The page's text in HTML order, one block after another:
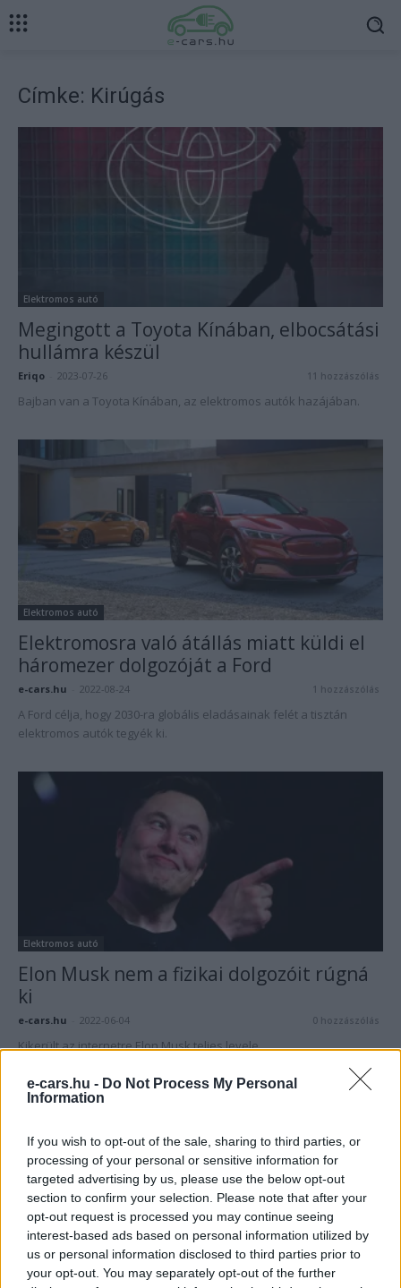
e-cars.hu - Do Not Process My Personal
Information
If you wish to opt-out of the sale, sharing to third parties, or
processing of your personal or sensitive information for
targeted advertising by us, please use the below opt-out
section to confirm your selection. Please note that after your
opt-out request is processed you may continue seeing
interest-based ads based on personal information utilized by
us or personal information disclosed to third parties prior to
your opt-out. You may separately opt-out of the further
Címke: Kirúgás
Elektromos autó
Megingott a Toyota Kínában, elbocsátási
hullámra készül
Eriqo 2023-07-26 11 hozzászólás
Bajban van a Toyota Kínában, az elektromos autók hazájában.
Elektromos autó
Elektromosra való átállás miatt küldi el
háromezer dolgozóját a Ford
e-cars.hu 2022-08-24 1 hozzászólás
A Ford célja, hogy 2030-ra globális eladásainak felét a tisztán
elektromos autók tegyék ki.
Elektromos autó
Elon Musk nem a fizikai dolgozóit rúgná
ki
e-cars.hu 2022-06-04 0 hozzászólás
Kikerült az internetre Elon Musk teljes levele.
Legolvasottabb cikkek
8500-an rendeltek vakon egy autót, amit
nem láttak — megkezdődött a...
2026-08-07
97,6 százalékon áll Norvégia villanyautó-
aránya – közben átrendeződött a márkák
2026-08-07